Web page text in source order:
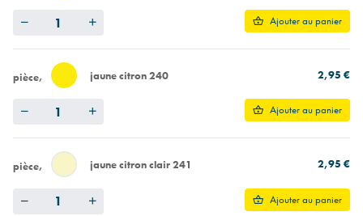
Ajouter au panier
pièce jaune citron 240 2,95 €
Ajouter au panier
pièce jaune citron clair 241 2,95 €
Ajouter au panier